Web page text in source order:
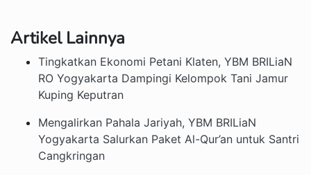
Artikel Lainnya
Tingkatkan Ekonomi Petani Klaten, YBM BRILiaN
RO Yogyakarta Dampingi Kelompok Tani Jamur
Kuping Keputran
Mengalirkan Pahala Jariyah, YBM BRILiaN
Yogyakarta Salurkan Paket Al-Qur’an untuk Santri
Cangkringan